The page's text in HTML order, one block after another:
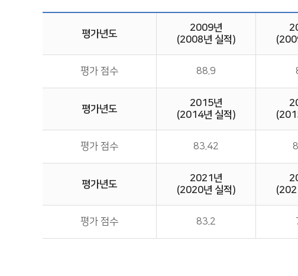
평가년도
2009년
(2008년 실적)
평가 점수 88.9
평가년도
2015년
(2014년 실적)
평가 점수 83.42
평가년도
2021년
(2020년 실적)
평가 점수 83.2